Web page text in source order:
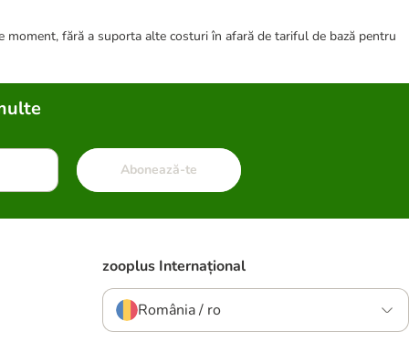
fără a suporta alte costuri în afară de tariful de bază pentru
Abonează-te
zooplus Internațional
România / ro